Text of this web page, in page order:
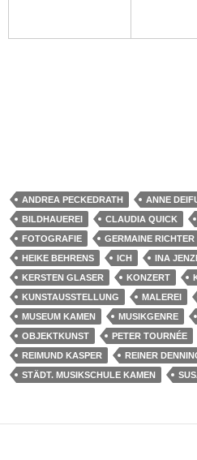
ANDREA PECKEDRATH ANNE
BILDHAUEREI
CLAUDIA QUICK
FOTOGRAFIE
GERMAINE RICHTER
HEIKE BEHRENS
ICH INA
KERSTEN GLASER
KONZERT
KUNSTAUSSTELLUNG
MALEREI
MUSEUM KAMEN
MUSIKGENRE
OBJEKTKUNST
PETER TOURNÉE
REIMUND KASPER
REINER
STÄDT. MUSIKSCHULE KAMEN